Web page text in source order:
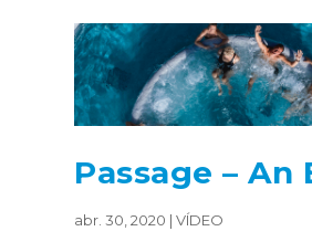
Passage –
abr. 30, 2020 |VÍDEO